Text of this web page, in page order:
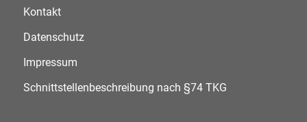
Kontakt
Datenschutz
Impressum
Schnittstellenbeschreibung nach §74 TKG